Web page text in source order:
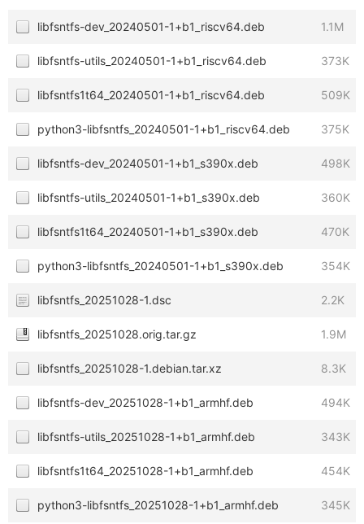
libfsntfs-dev_20240501-1+b1_riscv64.deb 1.1M
libfsntfs-utils_20240501-1+b1_riscv64.deb 373K
libfsntfs1t64_20240501-1+b1_riscv64.deb 509K
python3-libfsntfs_20240501-1+b1_riscv64.deb 375K
libfsntfs-dev_20240501-1+b1_s390x.deb 498K
libfsntfs-utils_20240501-1+b1_s390x.deb 360K
libfsntfs1t64_20240501-1+b1_s390x.deb 470K
python3-libfsntfs_20240501-1+b1_s390x.deb 354K
libfsntfs_20251028-1.dsc 2.2K
libfsntfs_20251028.orig.tar.gz 1.9M
libfsntfs_20251028-1.debian.tar.xz 8.3K
libfsntfs-dev_20251028-1+b1_armhf.deb 494K
libfsntfs-utils_20251028-1+b1_armhf.deb 343K
libfsntfs1t64_20251028-1+b1_armhf.deb 454K
python3-libfsntfs_20251028-1+b1_armhf.deb 345K